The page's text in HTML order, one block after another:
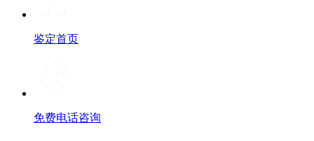
鉴定首页
免费电话咨询